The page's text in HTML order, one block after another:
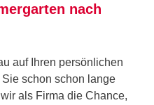
nach
auf Ihren persönlichen
schon schon lange
als Firma die Chance,